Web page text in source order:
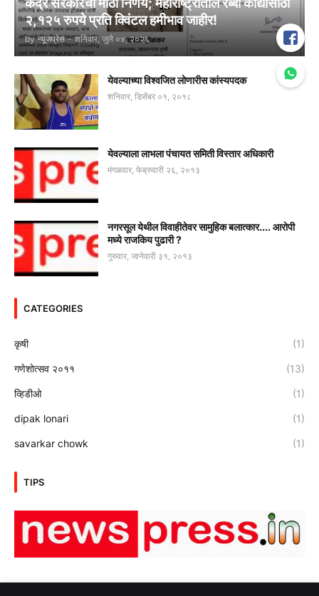
केंद्र सरकारचा मोठा निर्णय; महाराष्ट्रातील रब्बी कांद्यासाठी
२,१२५ रुपये प्रति क्विंटल हमीभाव जाहीर!
by न्यूजप्रेस - शनिवार, जुलै ०४, २०२६
येवल्याच्या विश्वजित लोणारीस कांस्यपदक
शनिवार, डिसेंबर ०१, २०१८
येवल्याला लाभला पंचायत समिती विस्तार अधिकारी
मंगळवार, फेब्रुवारी २६, २०१३
नगरसूल येथील विवाहीतेवर सामुहिक बलात्कार.... आरोपी
मध्ये राजकिय पुढारी ?
गुरुवार, जानेवारी ३१, २०१३
CATEGORIES
कृषी (1)
गणेशोत्सव २०११ (13)
व्हिडीओ (1)
dipak lonari (1)
savarkar chowk (1)
TIPS